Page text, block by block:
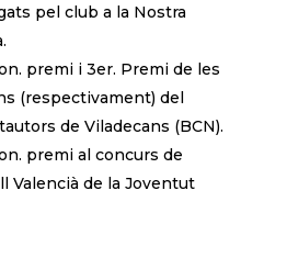
pel club a la Nostra
premi i 3er. Premi de les
(respectivament) del
de Viladecans (BCN).
premi al concurs de
Valencià de la Joventut